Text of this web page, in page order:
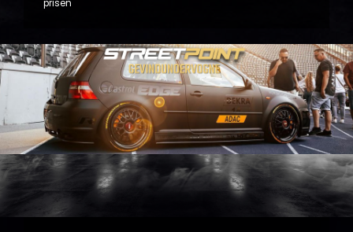
prisen